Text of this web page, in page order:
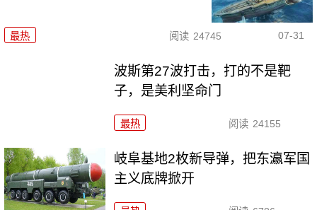
最热 阅读 24745 07-31
波斯第27波打击，打的不是靶
子，是美利坚命门
最热 阅读 24155
岐阜基地2枚新导弹，把东瀛军国
主义底牌掀开